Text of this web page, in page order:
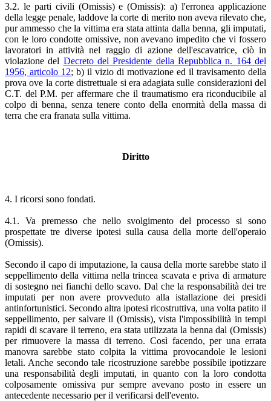
3.2. le parti civili (Omissis) e (Omissis): a) l'erronea applicazione
della legge penale, laddove la corte di merito non aveva rilevato che,
pur ammesso che la vittima era stata attinta dalla benna, gli imputati,
con le loro condotte omissive, non avevano impedito che vi fossero
lavoratori in attività nel raggio di azione dell'escavatrice, ciò in
violazione del Decreto del Presidente della Repubblica n. 164 del
1956, articolo 12; b) il vizio di motivazione ed il travisamento della
prova ove la corte distrettuale si era adagiata sulle considerazioni del
C.T. del P.M. per affermare che il traumatismo era riconducibile al
colpo di benna, senza tenere conto della enormità della massa di
terra che era franata sulla vittima.
Diritto
4. I ricorsi sono fondati.
4.1. Va premesso che nello svolgimento del processo si sono
prospettate tre diverse ipotesi sulla causa della morte dell'operaio
(Omissis).
Secondo il capo di imputazione, la causa della morte sarebbe stato il
seppellimento della vittima nella trincea scavata e priva di armature
di sostegno nei fianchi dello scavo. Dal che la responsabilità dei tre
imputati per non avere provveduto alla istallazione dei presidi
antinfortunistici. Secondo altra ipotesi ricostruttiva, una volta patito il
seppellimento, per salvare il (Omissis), vista l'impossibilità in tempi
rapidi di scavare il terreno, era stata utilizzata la benna dal (Omissis)
per rimuovere la massa di terreno. Così facendo, per una errata
manovra sarebbe stato colpita la vittima provocandole le lesioni
letali. Anche secondo tale ricostruzione sarebbe possibile ipotizzare
una responsabilità degli imputati, in quanto con la loro condotta
colposamente omissiva pur sempre avevano posto in essere un
antecedente necessario per il verificarsi dell'evento.